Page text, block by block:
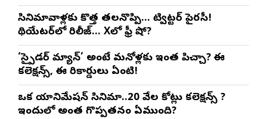
సినిమావాళ్లకు కొత్త తలనొప్పి… ట్విట్టర్ పైరసీ!
థియేటర్‌లో రిలీజ్… Xలో ఫ్రీ షో?
‘స్పైడర్ మ్యాన్’ అంటే మనోళ్లకు ఇంత పిచ్చా? ఈ
కలెక్షన్స్, ఈ రికార్డులు ఏంటి!
ఒక యానిమేషన్ సినిమా..20 వేల కోట్లు కలెక్షన్స్ ?
ఇందులో అంత గొప్పతనం ఏముంది?